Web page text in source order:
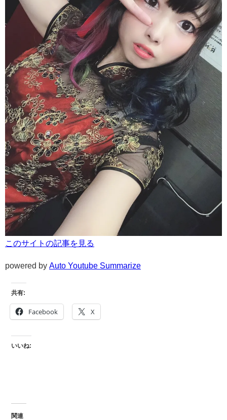
このサイトの記事を見る
powered by Auto Youtube Summarize
共有:
Facebook X
いいね:
関連